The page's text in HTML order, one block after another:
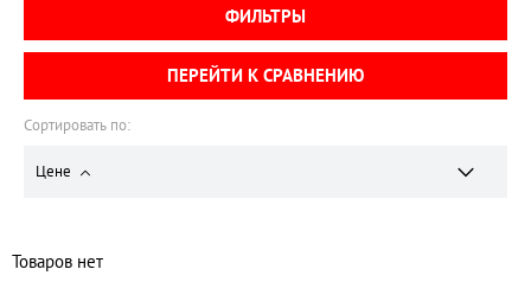
Сортировать по:
Цене
Товаров нет
ФИЛЬТРЫ
ПЕРЕЙТИ К СРАВНЕНИЮ